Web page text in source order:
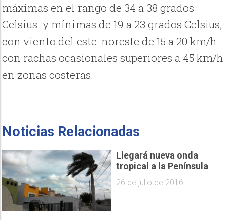
máximas en el rango de 34 a 38 grados
Celsius y mínimas de 19 a 23 grados Celsius,
con viento del este-noreste de 15 a 20 km/h
con rachas ocasionales superiores a 45 km/h
en zonas costeras.
Noticias Relacionadas
Llegará nueva onda
tropical a la Península
26 de julio de 2016